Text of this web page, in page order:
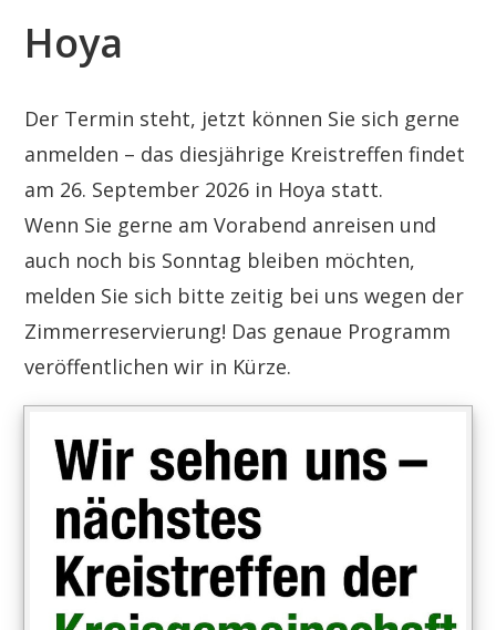
Hoya
Der Termin steht, jetzt können Sie sich gerne
anmelden – das diesjährige Kreistreffen findet
am 26. September 2026 in Hoya statt.
Wenn Sie gerne am Vorabend anreisen und
auch noch bis Sonntag bleiben möchten,
melden Sie sich bitte zeitig bei uns wegen der
Zimmerreservierung! Das genaue Programm
veröffentlichen wir in Kürze.